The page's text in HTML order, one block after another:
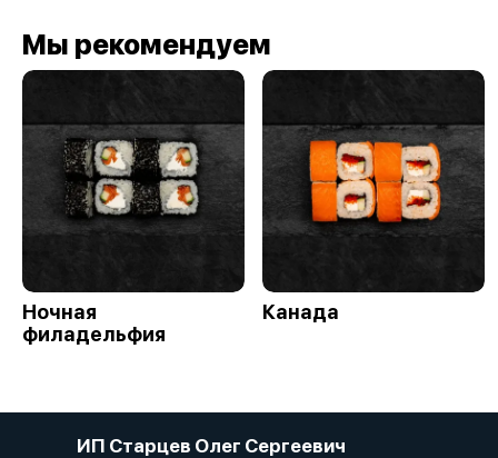
Мы рекомендуем
Ночная
филадельфия
Канада
ИП Старцев Олег Сергеевич